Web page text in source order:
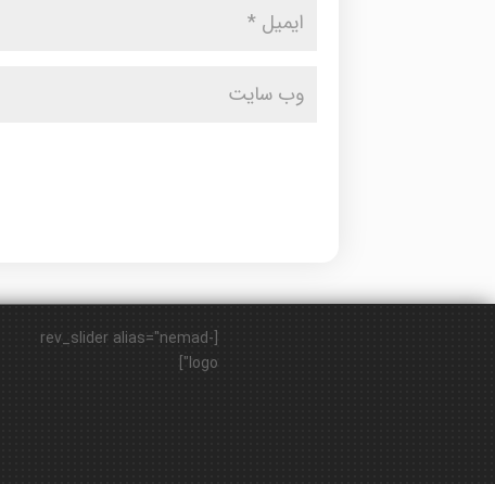
[rev_slider alias="nemad-
logo"]